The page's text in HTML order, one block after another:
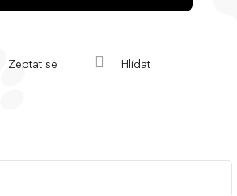
Zeptat se Hlídat